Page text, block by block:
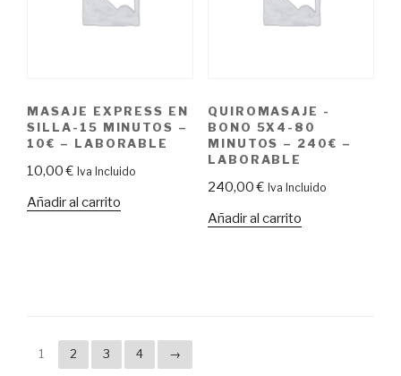
MASAJE EXPRESS EN
SILLA-15 MINUTOS –
10€ – LABORABLE
10,00€ Iva Incluido
Añadir al carrito
QUIROMASAJE -
BONO 5X4-80
MINUTOS – 240€ –
LABORABLE
240,00€ Iva Incluido
Añadir al carrito
1 2 3 4 →